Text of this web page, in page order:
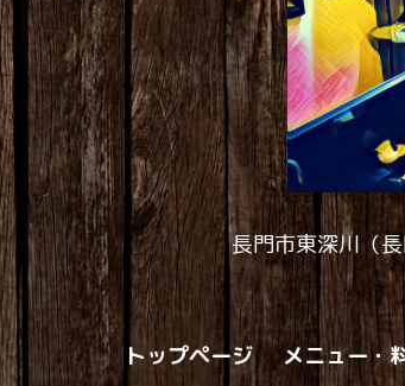
長門市東深川（
トップページ メニュー・